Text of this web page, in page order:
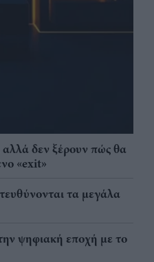
δεν ξέρουν πώς θα
«exit»
τα μεγάλα
ψηφιακή εποχή με το